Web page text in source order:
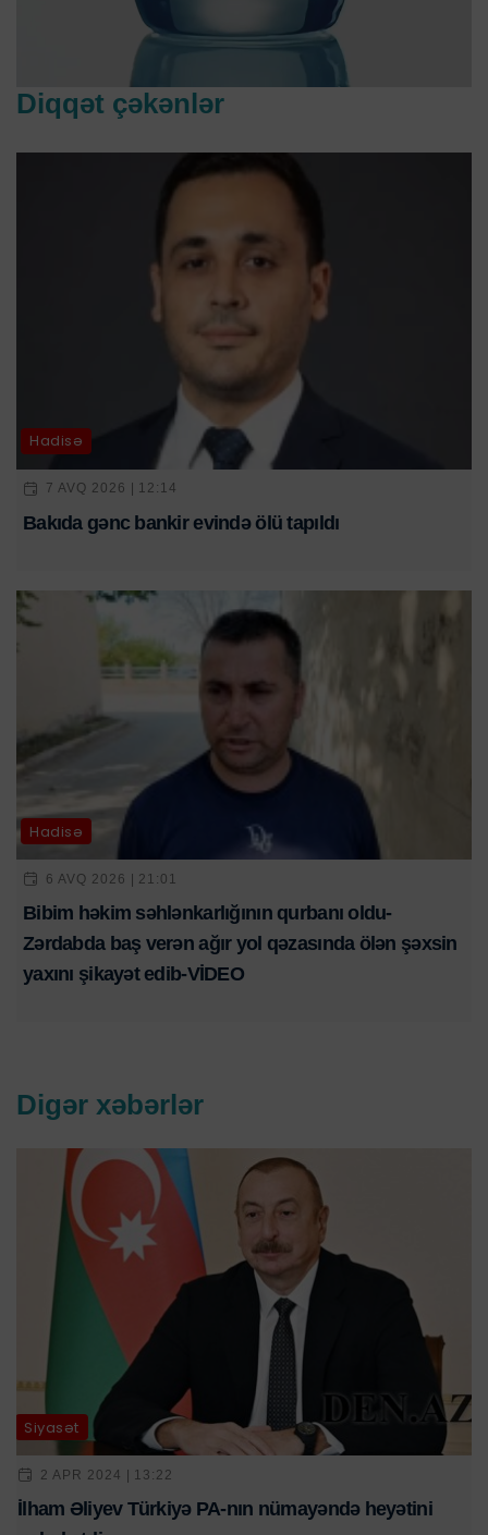
Diqqət çəkənlər
Hadisə
7 AVQ 2026 | 12:14
Bakıda gənc bankir evində ölü tapıldı
Hadisə
6 AVQ 2026 | 21:01
Bibim həkim səhlənkarlığının qurbanı oldu-
Zərdabda baş verən ağır yol qəzasında ölən şəxsin
yaxını şikayət edib-VİDEO
Digər xəbərlər
Siyasət
2 APR 2024 | 13:22
İlham Əliyev Türkiyə PA-nın nümayəndə heyətini